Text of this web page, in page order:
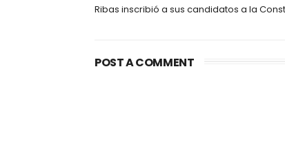
Ribas inscribió a sus candidatos a la
POST A COMMENT